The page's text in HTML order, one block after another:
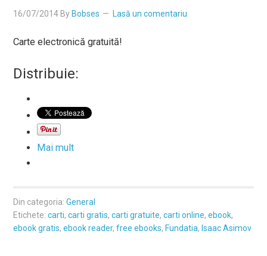
16/07/2014 By Bobses Lasă un comentariu
Carte electronică gratuită!
Distribuie:
Mai mult
Din categoria:General
Etichete:carti,carti gratis,carti gratuite,carti online,ebook,
ebook gratis,ebook reader,free ebooks, Fundatia, Isaac Asimov